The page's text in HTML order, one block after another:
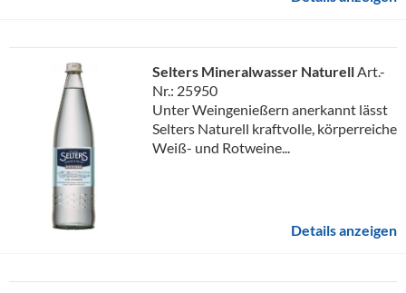
Selters Mineralwasser NaturellArt.-
Nr.: 25950
Unter Weingenießern anerkannt lässt
Selters Naturell kraftvolle, körperreiche
Weiß- und Rotweine...
Details anzeigen